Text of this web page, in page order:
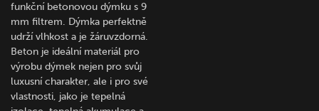
funkční betonovou dýmku s 9
mm filtrem. Dýmka perfektně
udrží vlhkost a je žáruvzdorná.
Beton je ideální materiál pro
výrobu dýmek nejen pro svůj
luxusní charakter, ale i pro své
vlastnosti, jako je tepelná